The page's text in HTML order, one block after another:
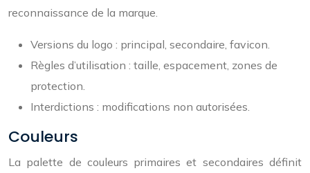
reconnaissance de la marque.
Versions du logo : principal, secondaire, favicon.
Règles d’utilisation : taille, espacement, zones de
protection.
Interdictions : modifications non autorisées.
Couleurs
La palette de couleurs primaires et secondaires définit